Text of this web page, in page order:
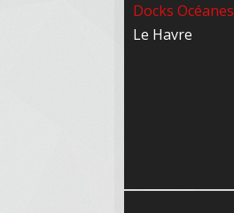
Docks Océanes
Le Havre